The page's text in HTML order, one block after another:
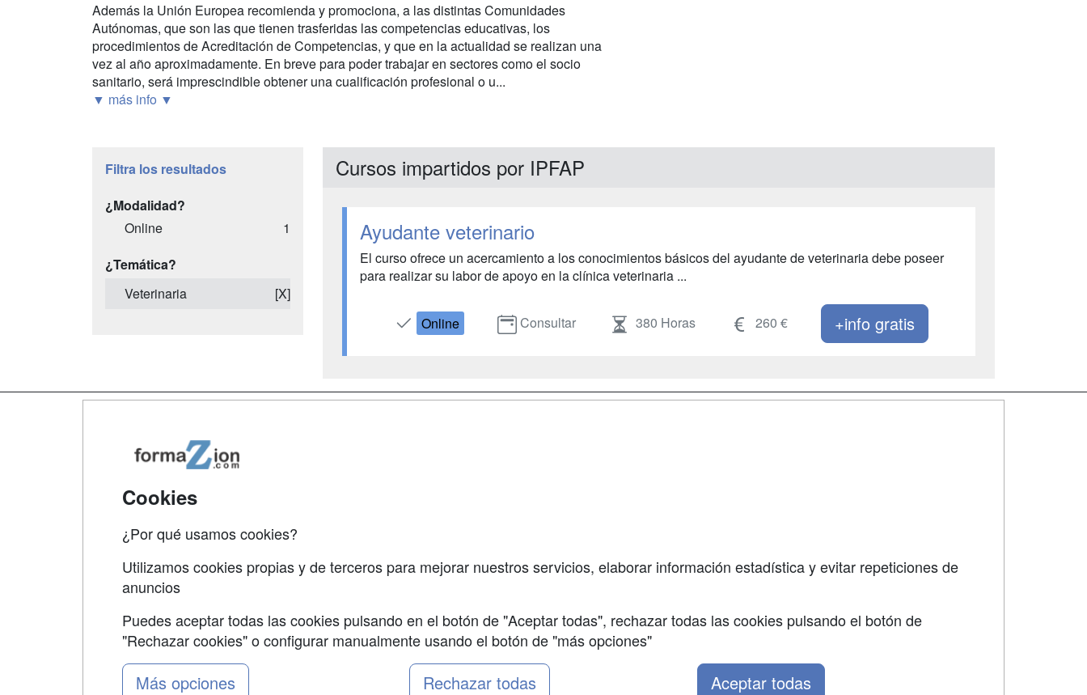
Además la Unión Europea recomienda y promociona, a las distintas Comunidades
Autónomas, que son las que tienen trasferidas las competencias educativas, los
procedimientos de Acreditación de Competencias, y que en la actualidad se realizan una
vez al año aproximadamente. En breve para poder trabajar en sectores como el socio
sanitario, será imprescindible obtener una cualificación profesional o u...
▼ más info ▼
Filtra los resultados
¿Modalidad?
Online
1
¿Temática?
Veterinaria
[X]
Cursos impartidos por IPFAP
Ayudante veterinario
El curso ofrece un acercamiento a los conocimientos básicos del ayudante de veterinaria debe poseer
para realizar su labor de apoyo en la clínica veterinaria ...
Online Consultar 380 Horas 260 € +info gratis
Grupo formazion:
Cookies
¿Por qué usamos cookies?
Utilizamos cookies propias y de terceros para mejorar nuestros servicios, elaborar información estadística y evitar repeticiones de
anuncios
Puedes aceptar todas las cookies pulsando en el botón de "Aceptar todas", rechazar todas las cookies pulsando el botón de
"Rechazar cookies" o configurar manualmente usando el botón de "más opciones"
Más opciones Rechazar todas Aceptar todas